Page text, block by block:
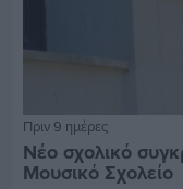
Πριν 9 ημέρες
Νέο σχολικό
Μουσικό Σχολείο